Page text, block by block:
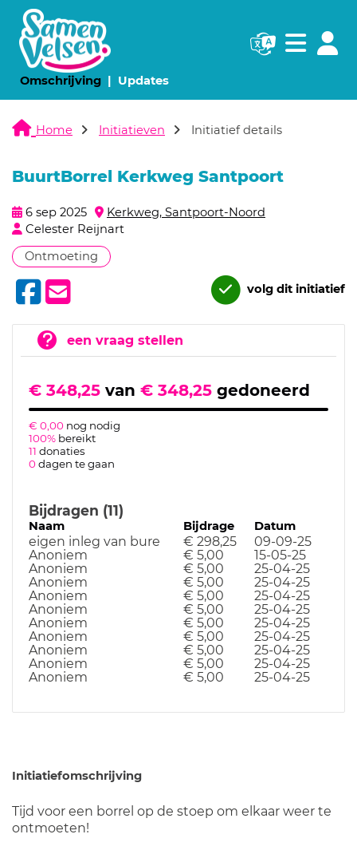
Omschrijving(huidige pagina)
Updates(huidige pagina)
Navigatie
Home Initiatieven Initiatief details
BuurtBorrel Kerkweg Santpoort
6 sep 2025
Kerkweg, Santpoort-Noord
Celester Reijnart
Ontmoeting
volg dit initiatief
een vraag stellen
€ 348,25 van € 348,25 gedoneerd
€ 0,00 nog nodig
100% bereikt
11 donaties
0dagen te gaan
Bijdragen (11)
Naam Bijdrage Datum
eigen inleg van bure € 298,25
09-09-25
Anoniem
€ 5,00
15-05-25
Anoniem
€ 5,00
25-04-25
Anoniem
€ 5,00
25-04-25
Anoniem
€ 5,00
25-04-25
Anoniem
€ 5,00
25-04-25
Anoniem
€ 5,00
25-04-25
Anoniem
€ 5,00
25-04-25
Anoniem
€ 5,00
25-04-25
Anoniem
€ 5,00
25-04-25
Anoniem
€ 5,00 25-04-25
Initiatiefomschrijving
Tijd voor een borrel op de stoep om elkaar weer te
ontmoeten!